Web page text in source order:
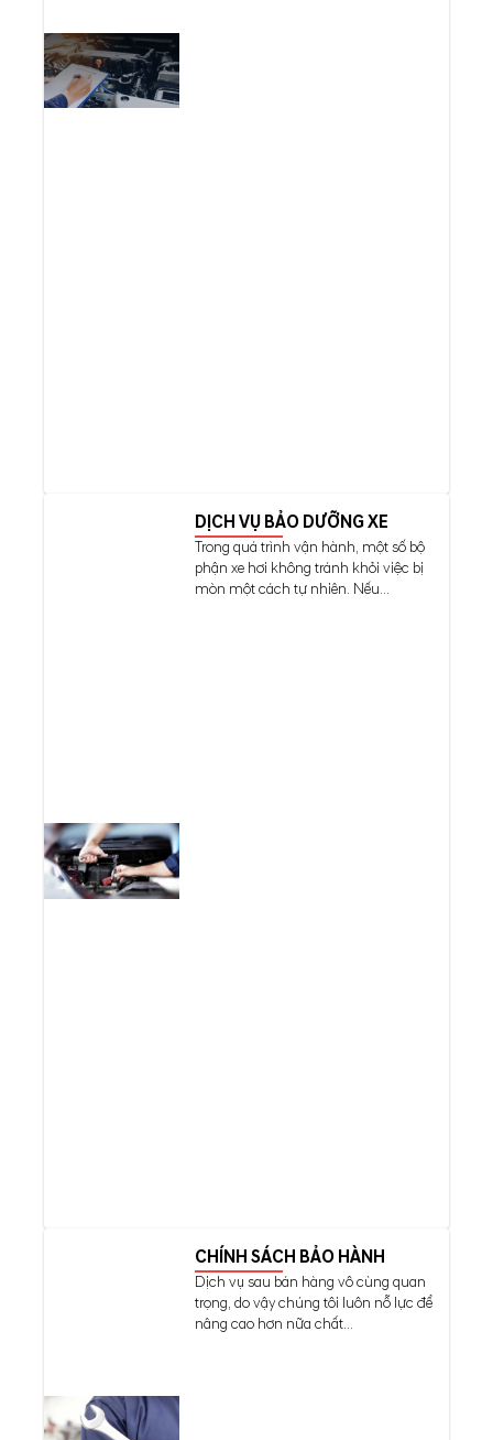
DỊCH VỤ BẢO DƯỠNG XE
Trong quá trình vận hành, một số bộ
phận xe hơi không tránh khỏi việc bị
mòn một cách tự nhiên. Nếu...
CHÍNH SÁCH BẢO HÀNH
Dịch vụ sau bán hàng vô cùng quan
trọng, do vậy chúng tôi luôn nỗ lực để
nâng cao hơn nữa chất...